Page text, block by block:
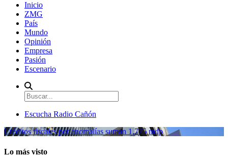
Inicio
ZMG
País
Mundo
Opinión
Empresa
Pasión
Escenario
Escucha Radio Cañón
Créditos fiscales por anomalías suman 1,775 mdp
Lo más visto